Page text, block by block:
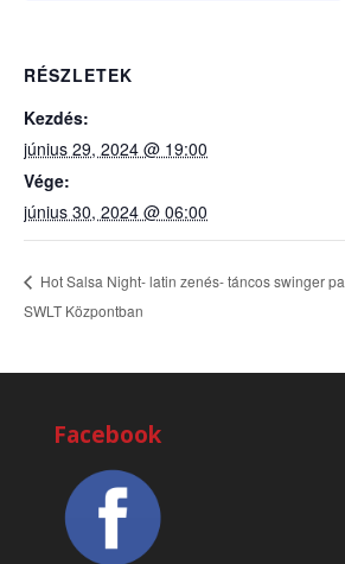
RÉSZLETEK
Kezdés:
június 29, 2024 @ 19:00
Vége:
június 30, 2024 @ 06:00
Hot Salsa Night- latin zenés- táncos swinger
SWLT Központban
Facebook